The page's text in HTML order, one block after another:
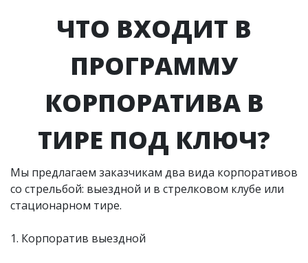
ЧТО ВХОДИТ В
ПРОГРАММУ
КОРПОРАТИВА В
ТИРЕ ПОД КЛЮЧ?
Мы предлагаем заказчикам два вида корпоративов
со стрельбой: выездной и в стрелковом клубе или
стационарном тире.
1. Корпоратив выездной